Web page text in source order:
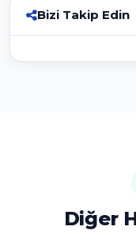
Bizi Takip Edin
Diğer